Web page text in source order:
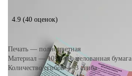
4.9 (40 оценок)
Печать — полноцветная
Материал — 105 г/м², мелованная бумага
Количество сгибов — 3 сгиба